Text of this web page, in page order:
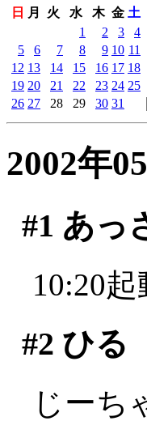
日
月 火 水 木 金 土
1
2 3
4
5
6 7 8 9 10 11
12 13 14 15 16 17 18
19 20 21 22 23 24 25
26 27 28 29 30 31
2002年
#1 あっ
10:20起
#2 ひる
じーち